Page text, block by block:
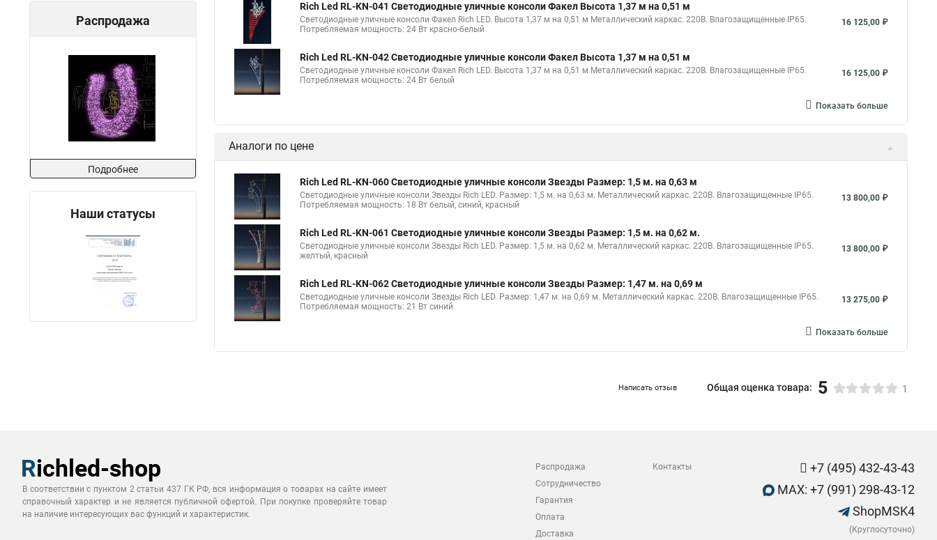
Распродажа
Подробнее
Наши статусы
Rich Led RL-KN-041 Светодиодные уличные консоли Факел Высота 1,37 м на 0,51 м
Светодиодные уличные консоли Факел Rich LED. Высота 1,37 м на 0,51 м Металлический каркас. 220В. Влагозащищенные IP65.
Потребляемая мощность: 24 Вт красно-белый
16 125,00 ₽
Rich Led RL-KN-042 Светодиодные уличные консоли Факел Высота 1,37 м на 0,51 м
Светодиодные уличные консоли Факел Rich LED. Высота 1,37 м на 0,51 м Металлический каркас. 220В. Влагозащищенные IP65.
Потребляемая мощность: 24 Вт белый
16 125,00 ₽
Показать больше
Аналоги по цене
Rich Led RL-KN-060 Светодиодные уличные консоли Звезды Размер: 1,5 м. на 0,63 м
Светодиодные уличные консоли Звезды Rich LED. Размер: 1,5 м. на 0,63 м. Металлический каркас. 220В. Влагозащищенные IP65.
Потребляемая мощность: 18 Вт белый, синий, красный
13 800,00 ₽
Rich Led RL-KN-061 Светодиодные уличные консоли Звезды Размер: 1,5 м. на 0,62 м.
Светодиодные уличные консоли Звезды Rich LED. Размер: 1,5 м. на 0,62 м. Металлический каркас. 220В. Влагозащищенные IP65.
желтый, красный
13 800,00 ₽
Rich Led RL-KN-062 Светодиодные уличные консоли Звезды Размер: 1,47 м. на 0,69 м
Светодиодные уличные консоли Звезды Rich LED. Размер: 1,47 м. на 0,69 м. Металлический каркас. 220В. Влагозащищенные IP65.
Потребляемая мощность: 21 Вт синий
13 275,00 ₽
Показать больше
Написать отзыв Общая оценка товара: 5 1
В соответствии с пунктом 2 статьи 437 ГК РФ, вся информация о товарах на сайте имеет
справочный характер и не является публичной офертой. При покупке проверяйте товар
на наличие интересующих вас функций и характеристик.
Распродажа
Сотрудничество
Гарантия
Оплата
Доставка
Контакты
+7 (495) 432-43-43
MAX: +7 (991) 298-43-12
ShopMSK4
(Круглосуточно)